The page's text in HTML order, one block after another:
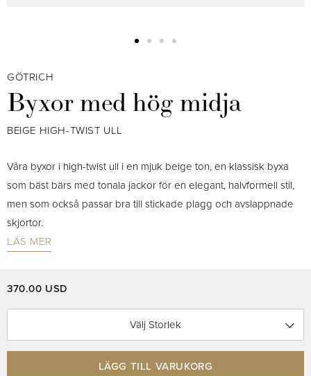
Byxor med hög midja
BEIGE HIGH-TWIST ULL
GÖTRICH
Våra byxor i high-twist ull i en mjuk beige ton, en klassisk byxa
som bäst bärs med tonala jackor för en elegant, halvformell stil,
men som också passar bra till stickade plagg och avslappnade
skjortor.
LÄS MER
370.00 USD
Välj Storlek
LÄGG TILL VARUKORG